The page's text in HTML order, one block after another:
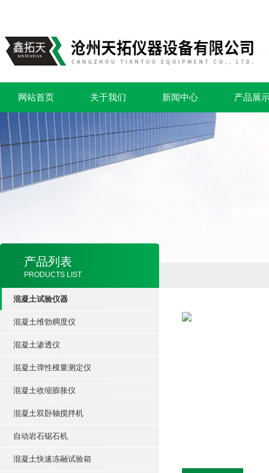
网站首页 关于我们 新闻中心 产品展
产品列表
PRODUCTS LIST
混凝土试验仪器
混凝土维勃稠度仪
混凝土渗透仪
混凝土弹性模量测定仪
混凝土收缩膨胀仪
混凝土双卧轴搅拌机
自动岩石锯石机
混凝土快速冻融试验箱